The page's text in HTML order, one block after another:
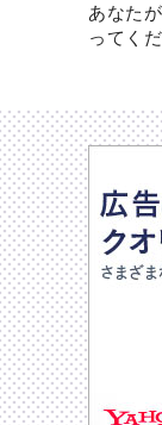
あなた
ってく